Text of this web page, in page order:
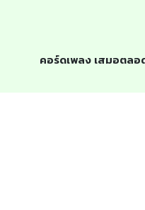
คอร์ดเพลง เสมอตลอ